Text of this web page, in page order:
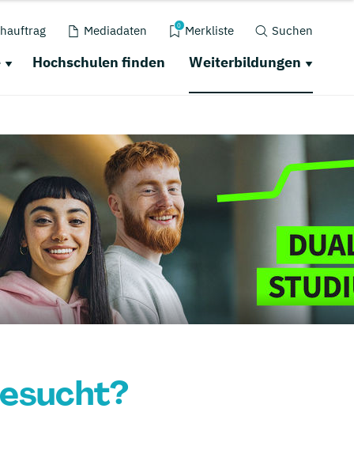
Mediadaten 0 Merkliste Suchen
Hochschulen finden Weiterbildungen